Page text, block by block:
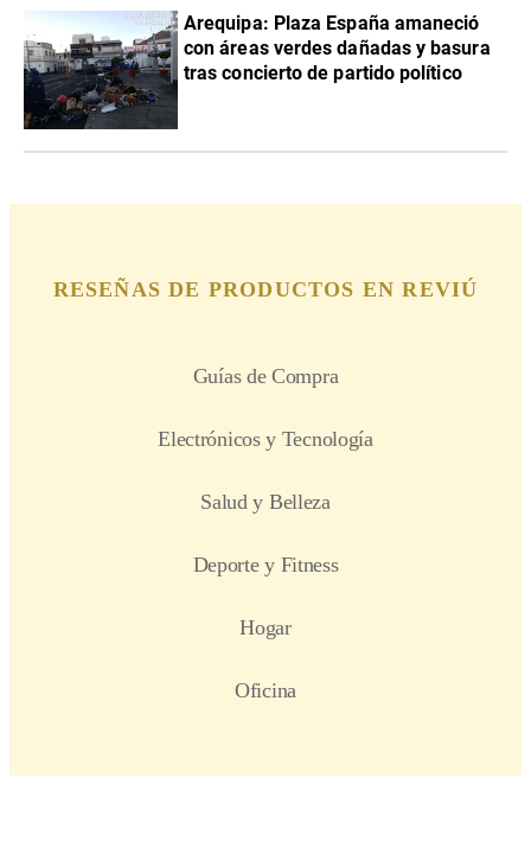
Arequipa: Plaza España amaneció
con áreas verdes dañadas y basura
tras concierto de partido político